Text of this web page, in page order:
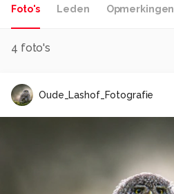
Foto's Leden Opmerkingen
4 foto's
Oude_Lashof_Fotografie